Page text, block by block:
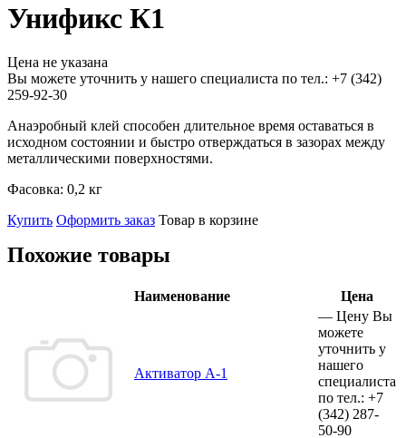
Унификс К1
Цена не указана
Вы можете уточнить у нашего специалиста по тел.: +7 (342)
259-92-30
Анаэробный клей способен длительное время оставаться в
исходном состоянии и быстро отверждаться в зазорах между
металлическими поверхностями.
Фасовка: 0,2 кг
Купить Оформить заказ Товар в корзине
Похожие товары
Наименование Цена
Активатор А-1
— Цену Вы
можете
уточнить у
нашего
специалиста
по тел.: +7
(342) 287-
50-90